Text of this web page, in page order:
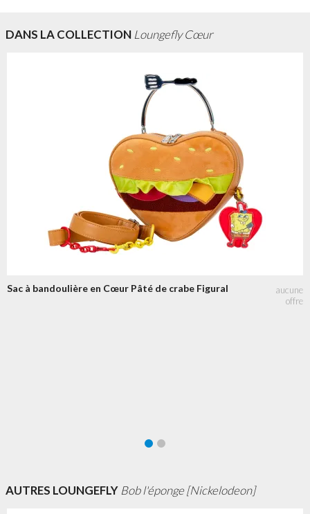
DANS LA COLLECTION Loungefly Cœur
Sac à bandoulière en Cœur Pâté de crabe Figural
AUTRES LOUNGEFLY Bob l'éponge [Nickelodeon]